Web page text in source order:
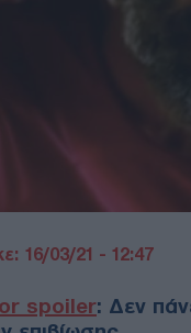
16/03/21 - 12:47
spoiler: Δεν